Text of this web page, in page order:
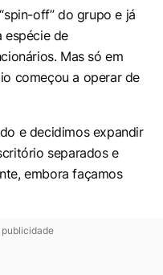
spin-off” do grupo e já
espécie de
Mas só em
começou a operar de
e decidimos expandir
separados e
embora façamos